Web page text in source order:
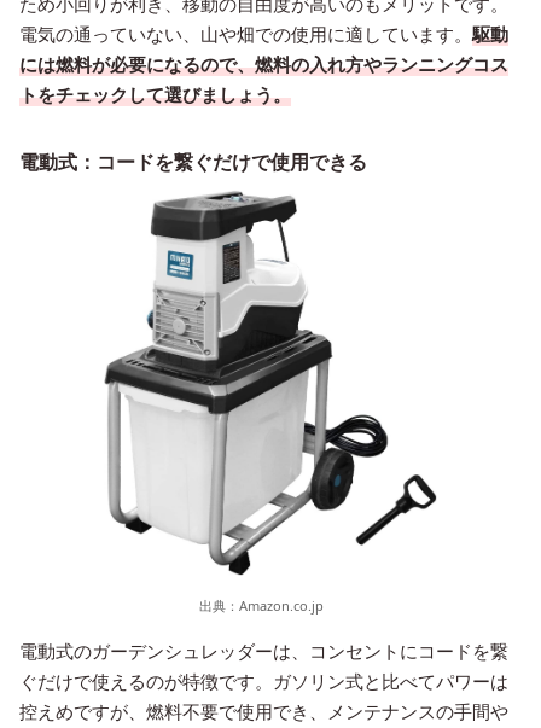
電気の通っていない、山や畑での使用に適しています。駆動
には燃料が必要になるので、燃料の入れ方やランニングコス
トをチェックして選びましょう。
電動式：コードを繋ぐだけで使用できる
出典： Amazon.co.jp
電動式のガーデンシュレッダーは、コンセントにコードを繋
ぐだけで使えるのが特徴です。ガソリン式と比べてパワーは
控えめですが、燃料不要で使用でき、メンテナンスの手間や